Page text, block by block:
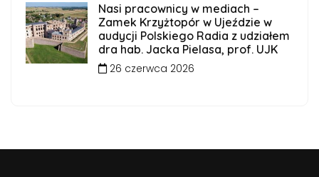
Nasi pracownicy w mediach –
Zamek Krzyżtopór w Ujeździe w
audycji Polskiego Radia z udziałem
dra hab. Jacka Pielasa, prof. UJK
26 czerwca 2026